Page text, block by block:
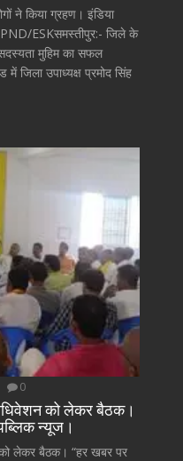
ने किया ग्रहण। इंडिया
ESKसमस्तीपुर:- जिले के
मुहिम का सफल
उपाध्यक्ष प्रमोद सिंह
0
को लेकर बैठक।
न्यूज।
लेकर बैठक। “हर खबर पर